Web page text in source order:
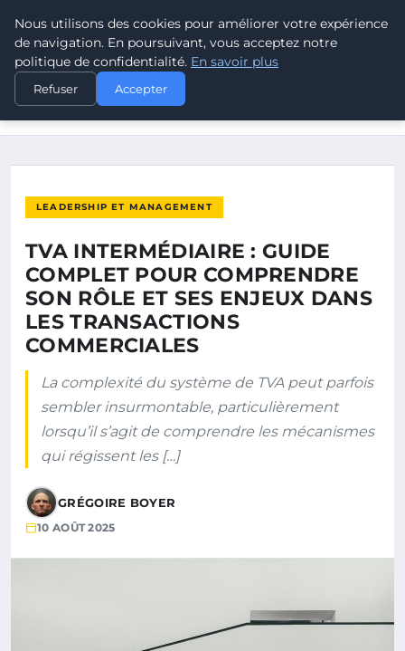
POUVOIR OUVRIER
ACCUEIL
TVA INTERMÉDIAIRE : GUIDE COMPLET POUR COMPRENDRE
LEADERSHIP ET MANAGEMENT
TVA INTERMÉDIAIRE : GUIDE
COMPLET POUR COMPRENDRE
SON RÔLE ET SES ENJEUX DANS
LES TRANSACTIONS
COMMERCIALES
La complexité du système de TVA peut parfois
sembler insurmontable, particulièrement
lorsqu’il s’agit de comprendre les mécanismes
qui régissent les […]
GRÉGOIRE BOYER
10 AOÛT 2025
Nous utilisons des cookies pour améliorer votre expérience
de navigation. En poursuivant, vous acceptez notre
politique de confidentialité. En savoir plus
Refuser Accepter